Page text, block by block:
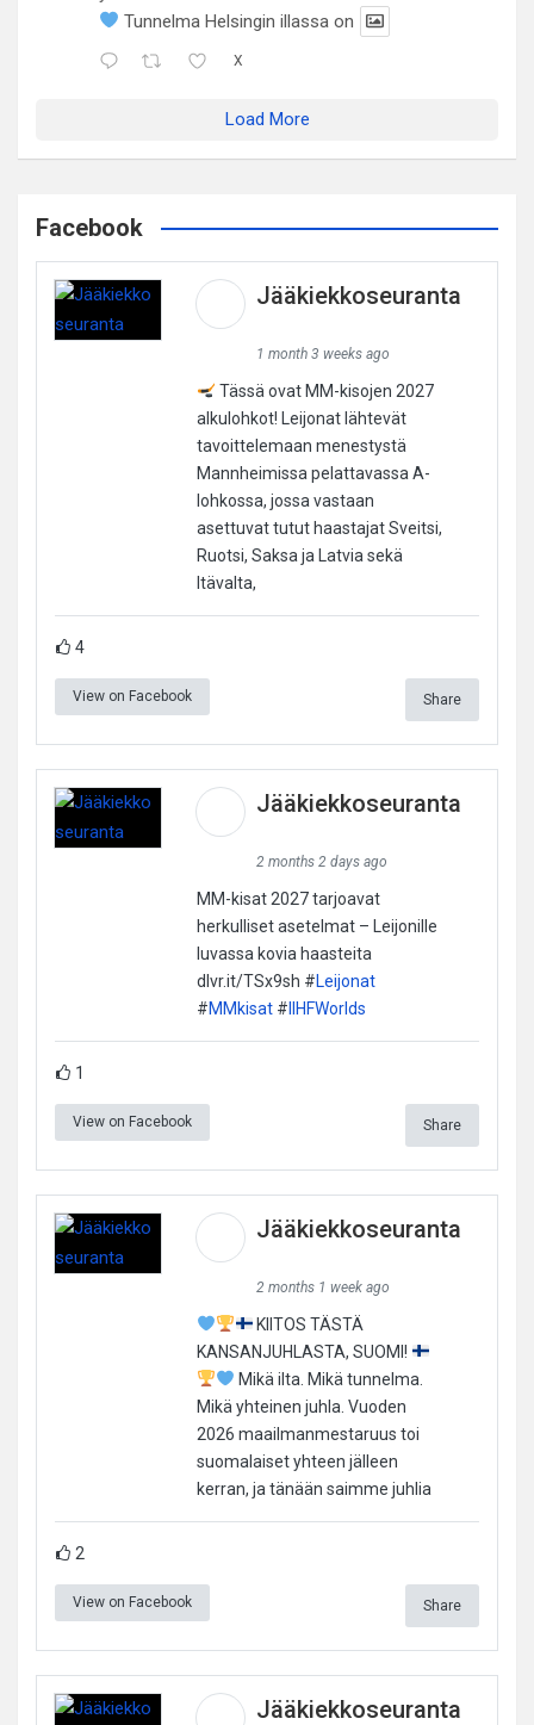
Tunnelma Helsingin illassa on
X
Load More
Facebook
Jääkiekkoseuranta
1 month 3 weeks ago
Tässä ovat MM-kisojen 2027
alkulohkot! Leijonat lähtevät
tavoittelemaan menestystä
Mannheimissa pelattavassa A-
lohkossa, jossa vastaan
asettuvat tutut haastajat Sveitsi,
Ruotsi, Saksa ja Latvia sekä
Itävalta,
4
View on Facebook Share
Jääkiekkoseuranta
2 months 2 days ago
MM-kisat 2027 tarjoavat
herkulliset asetelmat – Leijonille
luvassa kovia haasteita
dlvr.it/TSx9sh #Leijonat
#MMkisat# IIHFWorlds
1
View on Facebook Share
Jääkiekkoseuranta
2 months 1 week ago
KIITOS TÄSTÄ
KANSANJUHLASTA, SUOMI!
Mikä ilta. Mikä tunnelma.
Mikä yhteinen juhla. Vuoden
2026 maailmanmestaruus toi
suomalaiset yhteen jälleen
kerran, ja tänään saimme juhlia
2
View on Facebook Share
Jääkiekkoseuranta